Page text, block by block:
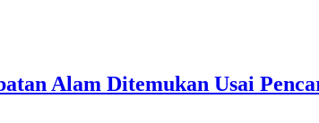
Alam Ditemukan Usai